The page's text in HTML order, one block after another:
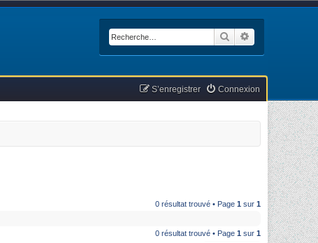
Rechercher
Connexion
S’enregistrer
0 résultat trouvé • Page 1 sur 1
0 résultat trouvé • Page 1 sur 1